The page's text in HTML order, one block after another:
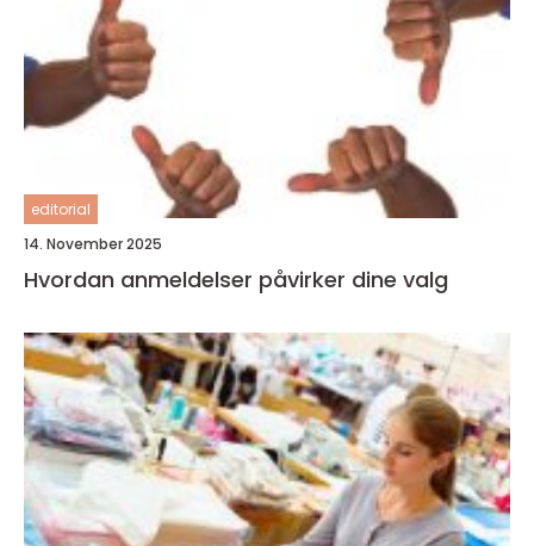
editorial
14. November 2025
Hvordan anmeldelser påvirker dine valg